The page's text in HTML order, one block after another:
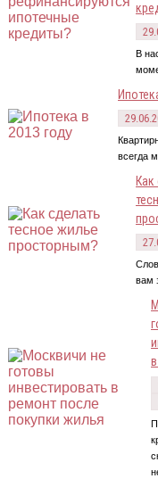
В
всегда
Как
вам
в